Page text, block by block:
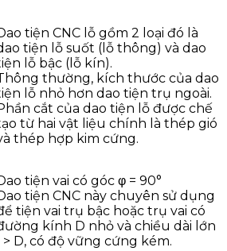
tiện CNC lỗ gồm 2 loại đó là
tiện lỗ suốt (lỗ thông) và dao
lỗ bậc (lỗ kín).
thường, kích thước của dao
lỗ nhỏ hơn dao tiện trụ ngoài.
cắt của dao tiện lỗ được chế
từ hai vật liệu chính là thép gió
thép hợp kim cứng.
tiện vai có góc φ = 90°
tiện CNC này chuyên sử dụng
tiện vai trụ bậc hoặc trụ vai có
kính D nhỏ và chiều dài lớn
l > D, có độ vững cứng kém.